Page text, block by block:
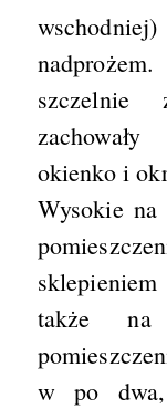
szczelnie
okienko i
Wysokie na
także na
w po dwa,